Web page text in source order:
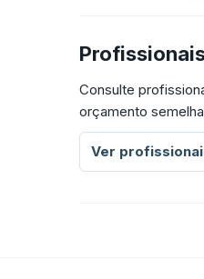
Consulte
orçamento
Ver